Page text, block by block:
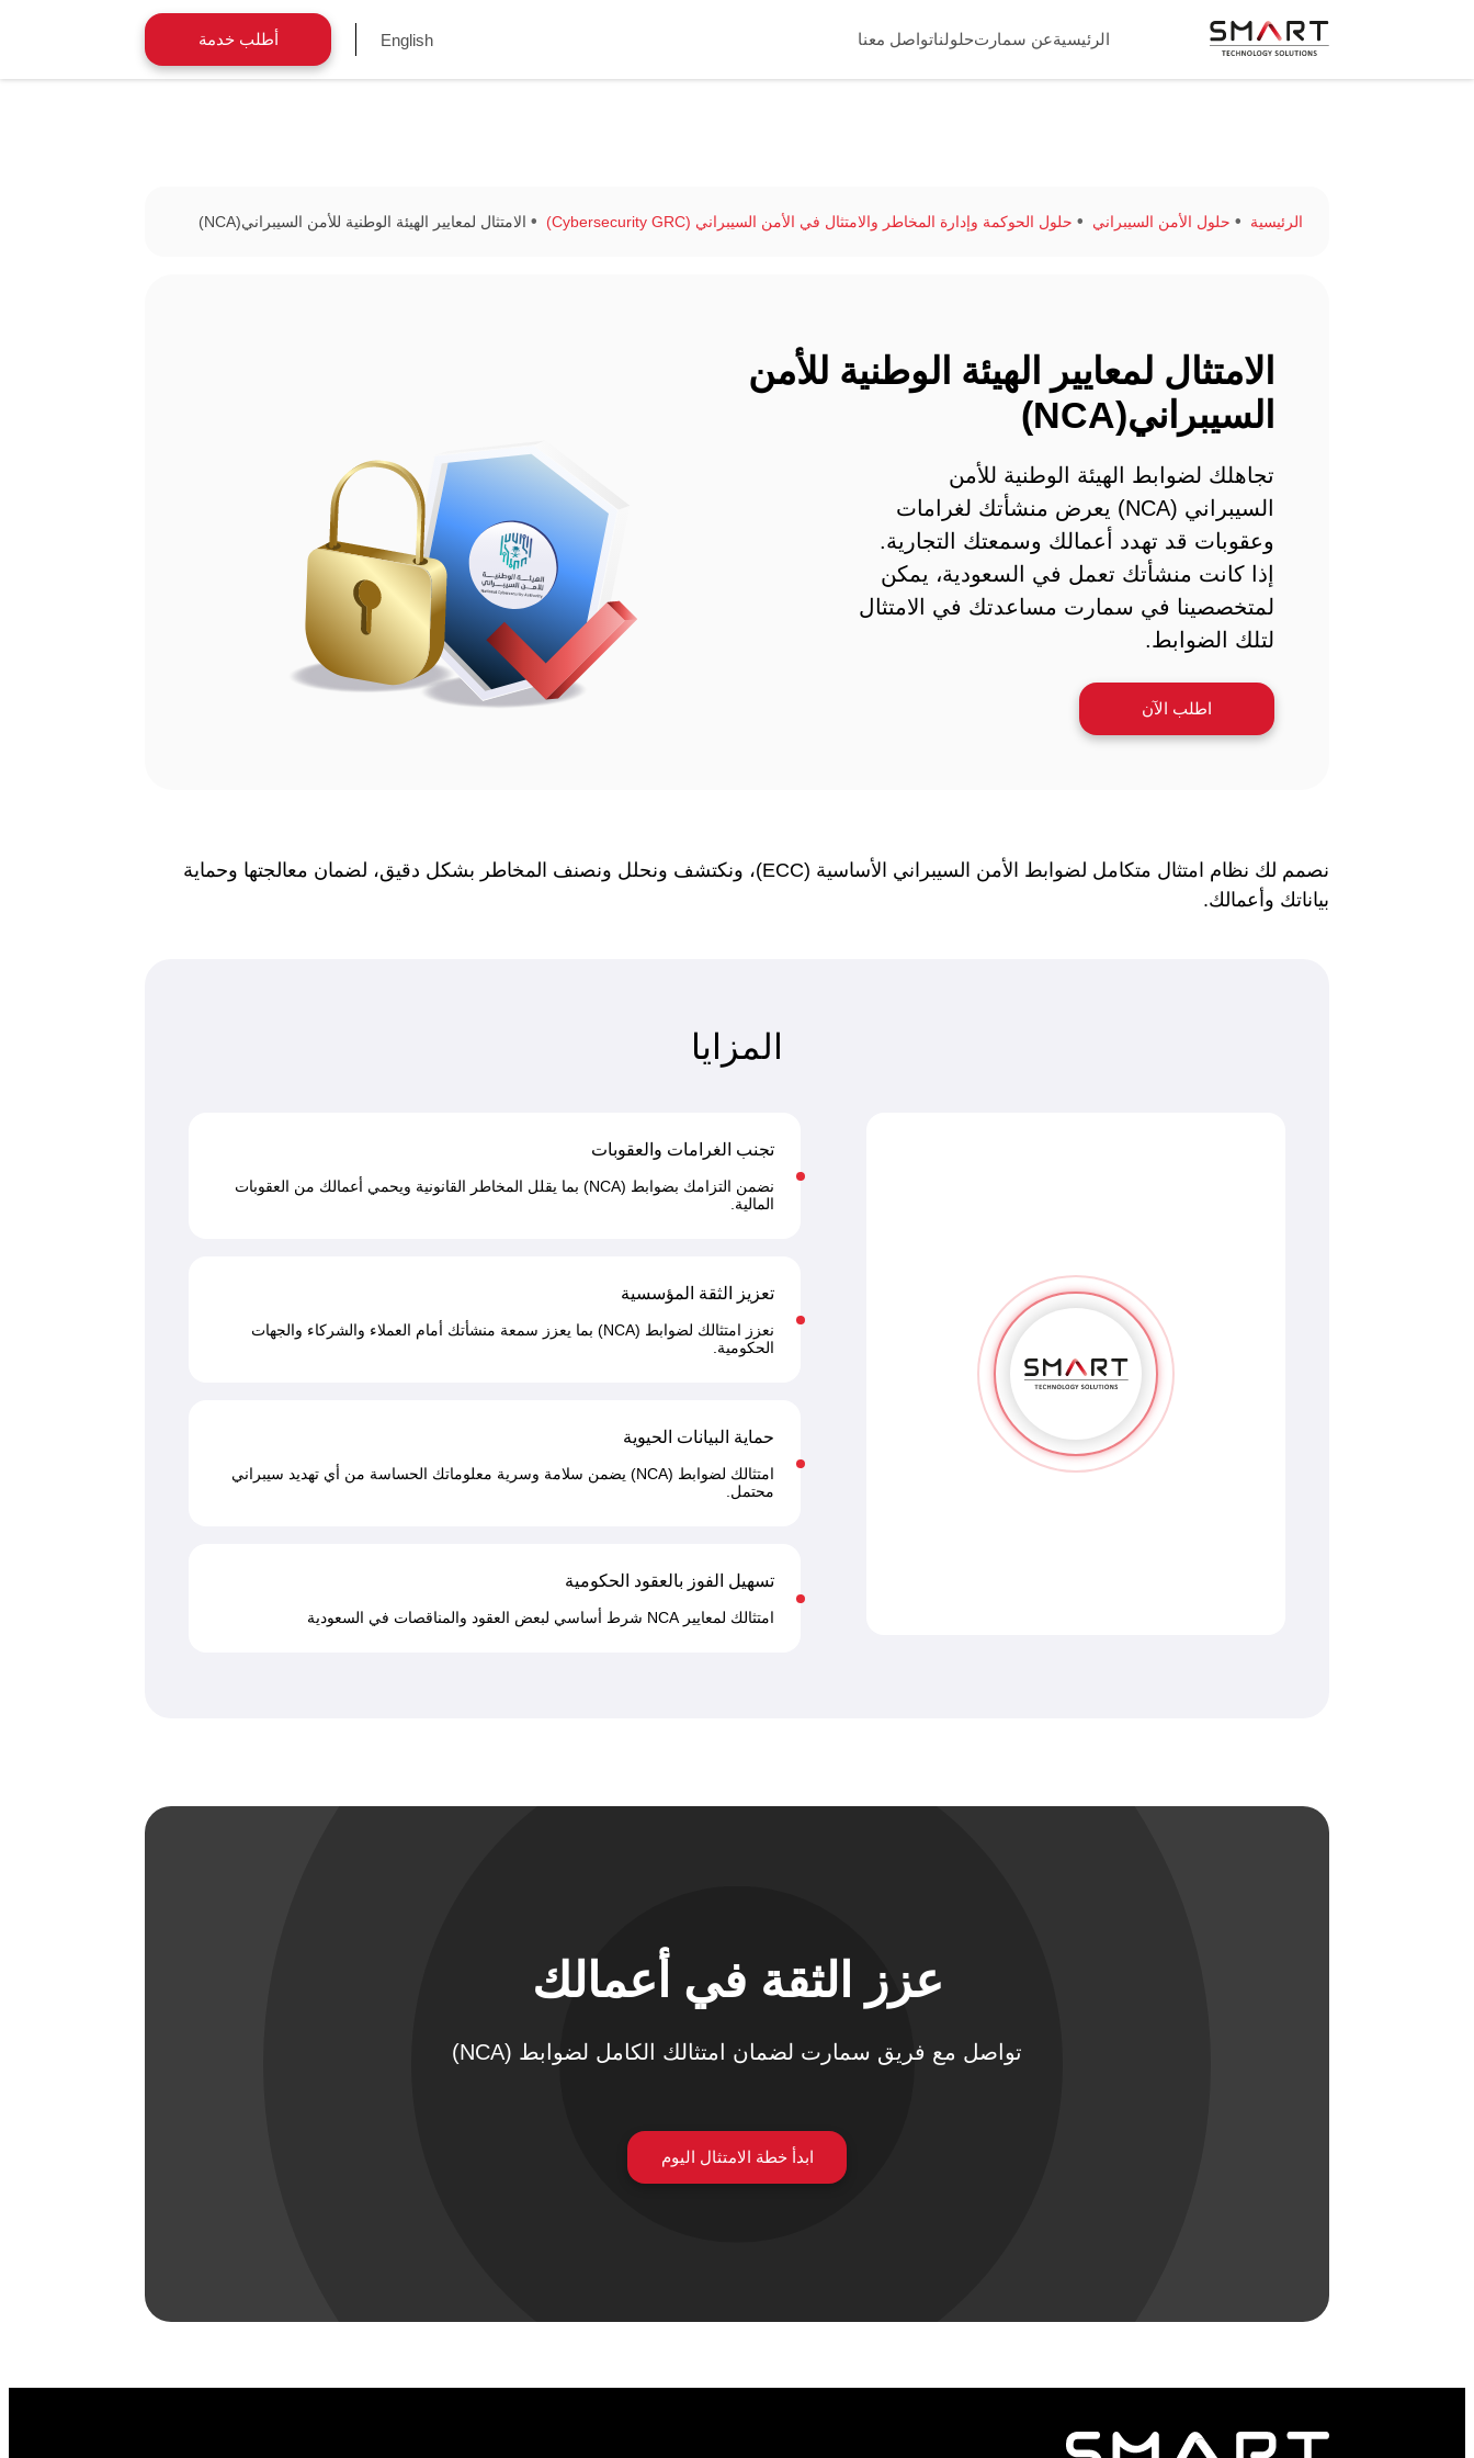
الرئيسيةعن سمارتحلولناتواصل معنا English أطلب خدمة
الرئيسية حلول الأمن السيبراني حلول الحوكمة وإدارة المخاطر والامتثال في الأمن السيبراني (Cybersecurity GRC) الامتثال لمعايير الهيئة الوطنية للأمن السيبراني(NCA)
الامتثال لمعايير الهيئة الوطنية للأمن
السيبراني(NCA)
تجاهلك لضوابط الهيئة الوطنية للأمن
السيبراني (NCA) يعرض منشأتك لغرامات
وعقوبات قد تهدد أعمالك وسمعتك التجارية.
إذا كانت منشأتك تعمل في السعودية، يمكن
لمتخصصينا في سمارت مساعدتك في الامتثال
لتلك الضوابط.
اطلب الآن
نصمم لك نظام امتثال متكامل لضوابط الأمن السيبراني الأساسية (ECC)، ونكتشف ونحلل ونصنف المخاطر بشكل دقيق، لضمان معالجتها وحماية
بياناتك وأعمالك.
المزايا
تجنب الغرامات والعقوبات
نضمن التزامك بضوابط (NCA) بما يقلل المخاطر القانونية ويحمي أعمالك من العقوبات
المالية.
تعزيز الثقة المؤسسية
نعزز امتثالك لضوابط (NCA) بما يعزز سمعة منشأتك أمام العملاء والشركاء والجهات
الحكومية.
حماية البيانات الحيوية
امتثالك لضوابط (NCA) يضمن سلامة وسرية معلوماتك الحساسة من أي تهديد سيبراني
محتمل.
تسهيل الفوز بالعقود الحكومية
امتثالك لمعايير NCA شرط أساسي لبعض العقود والمناقصات في السعودية
عزز الثقة في أعمالك
تواصل مع فريق سمارت لضمان امتثالك الكامل لضوابط (NCA)
ابدأ خطة الامتثال اليوم